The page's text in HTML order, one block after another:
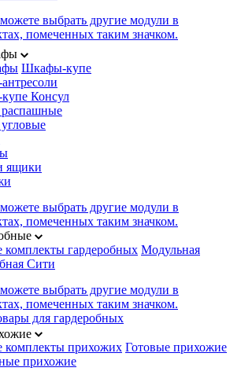
выбрать другие модули в
помеченных таким значком.
Шкафы-купе
Консул
ящики
выбрать другие модули в
помеченных таким значком.
комплекты гардеробных Модульная
Сити
выбрать другие модули в
помеченных таким значком.
для гардеробных
комплекты прихожих Готовые прихожие
прихожие